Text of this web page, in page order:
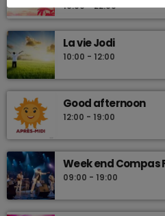
19:00 - 22:00
La vie Jodi
10:00 - 12:00
Good afternoon
12:00 - 19:00
Week end Compas
09:00 - 19:00